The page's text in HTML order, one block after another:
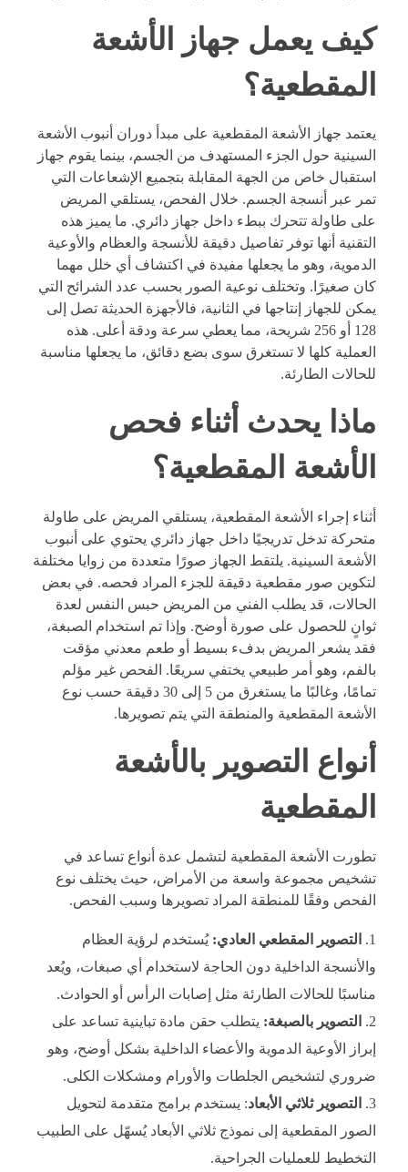
كيف يعمل جهاز الأشعة
المقطعية؟
يعتمد جهاز الأشعة المقطعية على مبدأ دوران أنبوب الأشعة
السينية حول الجزء المستهدف من الجسم، بينما يقوم جهاز
استقبال خاص من الجهة المقابلة بتجميع الإشعاعات التي
تمر عبر أنسجة الجسم. خلال الفحص، يستلقي المريض
على طاولة تتحرك ببطء داخل جهاز دائري. ما يميز هذه
التقنية أنها توفر تفاصيل دقيقة للأنسجة والعظام والأوعية
الدموية، وهو ما يجعلها مفيدة في اكتشاف أي خلل مهما
كان صغيرًا. وتختلف نوعية الصور بحسب عدد الشرائح التي
يمكن للجهاز إنتاجها في الثانية، فالأجهزة الحديثة تصل إلى
128 أو 256 شريحة، مما يعطي سرعة ودقة أعلى. هذه
العملية كلها لا تستغرق سوى بضع دقائق، ما يجعلها مناسبة
للحالات الطارئة.
ماذا يحدث أثناء فحص
الأشعة المقطعية؟
أثناء إجراء الأشعة المقطعية، يستلقي المريض على طاولة
متحركة تدخل تدريجيًا داخل جهاز دائري يحتوي على أنبوب
الأشعة السينية. يلتقط الجهاز صورًا متعددة من زوايا مختلفة
لتكوين صور مقطعية دقيقة للجزء المراد فحصه. في بعض
الحالات، قد يطلب الفني من المريض حبس النفس لعدة
ثوانٍ للحصول على صورة أوضح. وإذا تم استخدام الصبغة،
فقد يشعر المريض بدفء بسيط أو طعم معدني مؤقت
بالفم، وهو أمر طبيعي يختفي سريعًا. الفحص غير مؤلم
تمامًا، وغالبًا ما يستغرق من 5 إلى 30 دقيقة حسب نوع
الأشعة المقطعية والمنطقة التي يتم تصويرها.
أنواع التصوير بالأشعة
المقطعية
تطورت الأشعة المقطعية لتشمل عدة أنواع تساعد في
تشخيص مجموعة واسعة من الأمراض، حيث يختلف نوع
الفحص وفقًا للمنطقة المراد تصويرها وسبب الفحص.
التصوير المقطعي العادي:يُستخدم لرؤية العظام
والأنسجة الداخلية دون الحاجة لاستخدام أي صبغات، ويُعد
مناسبًا للحالات الطارئة مثل إصابات الرأس أو الحوادث.
التصوير بالصبغة: يتطلب حقن مادة تباينية تساعد على
إبراز الأوعية الدموية والأعضاء الداخلية بشكل أوضح، وهو
ضروري لتشخيص الجلطات والأورام ومشكلات الكلى.
التصوير ثلاثي الأبعاد: يستخدم برامج متقدمة لتحويل
الصور المقطعية إلى نموذج ثلاثي الأبعاد يُسهّل على الطبيب
التخطيط للعمليات الجراحية.